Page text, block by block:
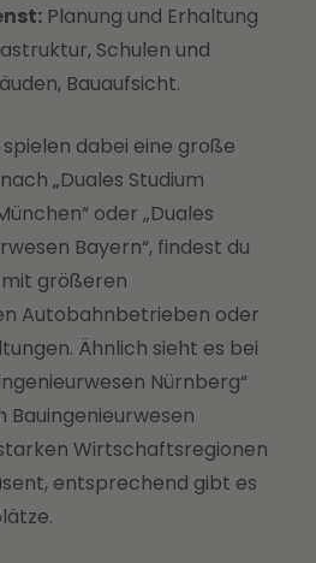
Planung und Erhaltung
Schulen und
Bauaufsicht.
dabei eine große
„Duales Studium
oder „Duales
Bayern“, findest du
größeren
Autobahnbetrieben oder
Ähnlich sieht es bei
Nürnberg“
Bauingenieurwesen
Wirtschaftsregionen
entsprechend gibt es